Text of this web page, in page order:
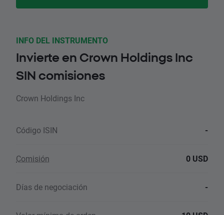
INFO DEL INSTRUMENTO
Invierte en Crown Holdings Inc
SIN comisiones
Crown Holdings Inc
Código ISIN -
Comisión 0 USD
Días de negociación -